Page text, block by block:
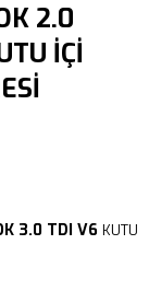
2.0
İÇİ
3.0 TDI V6 KUTU